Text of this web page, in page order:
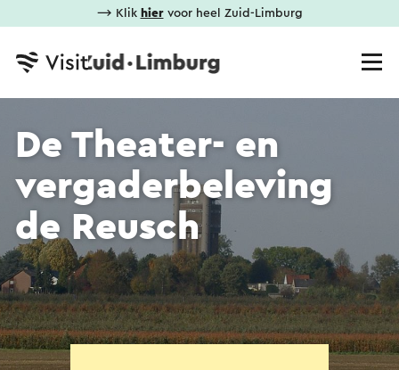
⟶ Klik hiervoor heel Zuid-Limburg
De Theater- en
vergaderbeleving
de Reusch